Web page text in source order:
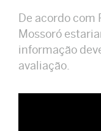
De acordo
Mossoró
informação
avaliação.